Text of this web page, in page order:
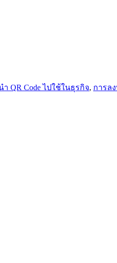
ำ QR Code ไปใช้ในธุรกิจ, การล